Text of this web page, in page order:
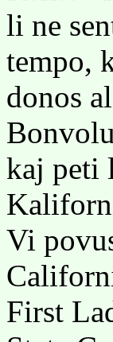
li ne
tempo,
donos
kaj peti
Vi
First